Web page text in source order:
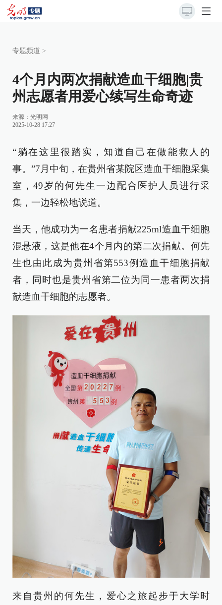
专题频道 >
4个月内两次捐献造血干细胞|贵
州志愿者用爱心续写生命奇迹
来源： 光明网
2025-10-28 17:27
“躺在这里很踏实，知道自己在做能救人的
事。”7月中旬，在贵州省某院区造血干细胞采集
室，49岁的何先生一边配合医护人员进行采
集，一边轻松地说道。
当天，他成功为一名患者捐献225ml造血干细胞
混悬液，这是他在4个月内的第二次捐献。何先
生也由此成为贵州省第553例造血干细胞捐献
者，同时也是贵州省第二位为同一患者两次捐
献造血干细胞的志愿者。
来自贵州的何先生，爱心之旅起步于大学时